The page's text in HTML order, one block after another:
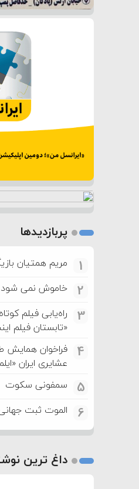
پربازدیدها
1 مریم همتیان
2 خاموش نمی شود
3
راه‌یابی فیلم
«تابستان فیلم
4
فراخوان همایش
عشایری ایران
5 سمفونی سکوت
6 الموت ثبت
داغ ترین